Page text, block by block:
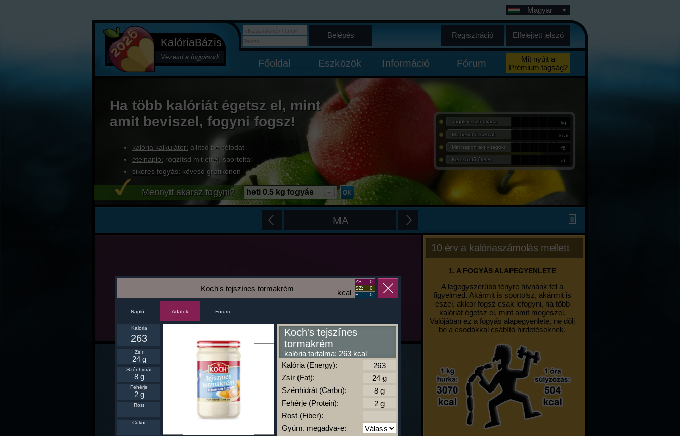
KalóriaBázis
Vezesd a fogyásod!
Magyar
Belépés Regisztráció Elfelejtett jelszó
Főoldal Eszközök Információ Fórum
Mit nyújt a
Prémium tagság?
Ha több kalóriát égetsz el, mint
amit beviszel, fogyni fogsz!
kalória kalkulátor: állítsd be célodat
ételnapló: rögzítsd mit ettél, sportoltál
sikeres fogyás: kövesd grafikonon
Tagok összfogyása: kg
Ma bevitt összkcal: kcal
Mai napon aktív tagok: fő
Kereshető ételek: db
Mennyit akarsz fogyni? heti 0.5 kg fogyás
MA
10 érv a kalóriaszámolás mellett
1. A FOGYÁS ALAPEGYENLETE
A legegyszerűbb tényre hívnánk fel a
figyelmed. Akármit is sportolsz, akármit is
eszel, akkor fogsz csak lefogyni, ha több
kalóriát égetsz el, mint amit megeszel.
Valójában ez a fogyás alapegyenlete, ne dőlj
be a csodákkal csábító hirdetéseknek.
kcal
Koch's tejszínes tormakrém
ZS:
0
SZ:
0
F:
0
Napló Adatok Fórum
Kalória
263
Zsír
24 g
Szénhidrát
8 g
Fehérje
2 g
Rost
Cukor
Koch's tejszínes
tormakrém
kalória tartalma: 263 kcal
Kalória (Energy):
Zsír (Fat):
Szénhidrát (Carbo):
Fehérje (Protein):
Rost (Fiber):
Gyüm. megadva-e: